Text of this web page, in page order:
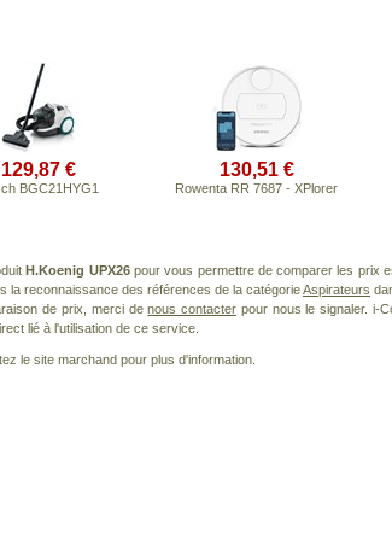
129,87 €
BGC21HYG1
130,51 €
Rowenta RR 7687 - XPlorer
H.Koenig UPX26pour vous permettre de comparer les prix
la reconnaissance des références de la catégorieAspirateurs
de prix, merci denous contacter pour nous le signaler. i-
lié à l'utilisation de ce service.
le site marchand pour plus d'information.